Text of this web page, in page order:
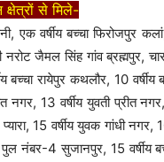
से मिले-
वर्षीय बच्चा फिरोजपुर कलां,
जैमल सिंह गांव ब्रह्मपुर,
बच्चा रायेपुर कथलौर, 10
नगर, 13 वर्षीय युवती प्रीत
15 वर्षीय युवक गांधी नगर,
नंबर-4 सुजानपुर, 15 वर्षीय